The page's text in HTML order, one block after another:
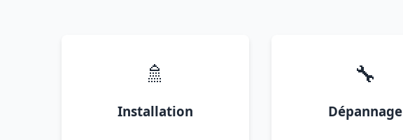
🚿
Installation
🔧
Dépannage